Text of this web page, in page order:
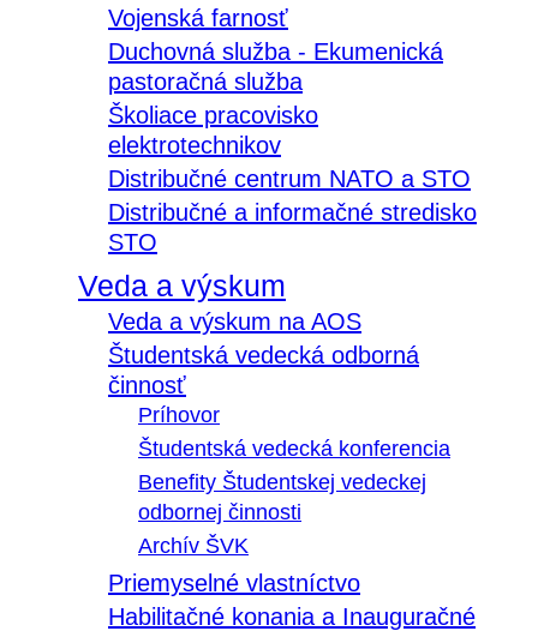
Vojenská farnosť
Duchovná služba - Ekumenická
pastoračná služba
Školiace pracovisko
elektrotechnikov
Distribučné centrum NATO a STO
Distribučné a informačné stredisko
STO
Veda a výskum
Veda a výskum na AOS
Študentská vedecká odborná
činnosť
Príhovor
Študentská vedecká konferencia
Benefity Študentskej vedeckej
odbornej činnosti
Archív ŠVK
Priemyselné vlastníctvo
Habilitačné konania a Inauguračné